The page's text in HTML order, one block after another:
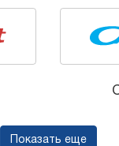
Показать еще